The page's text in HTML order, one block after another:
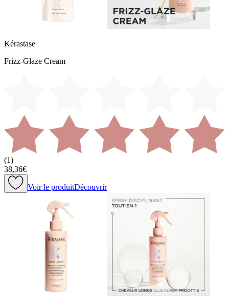
Kérastase
Frizz-Glaze Cream
(1)
38,36€
Voir le produitDécouvrir